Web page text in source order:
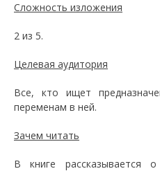
Сложность изложения
2 из 5.
Целевая аудитория
Все, кто ищет
переменам в ней.
Зачем читать
В книге рассказывается